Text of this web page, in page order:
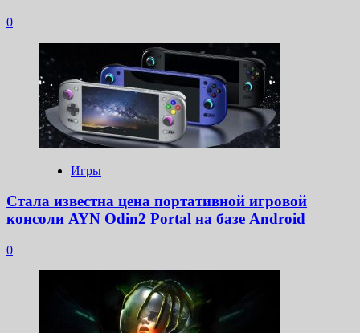
0
Игры
Стала известна цена портативной игровой
консоли AYN Odin2 Portal на базе Android
0